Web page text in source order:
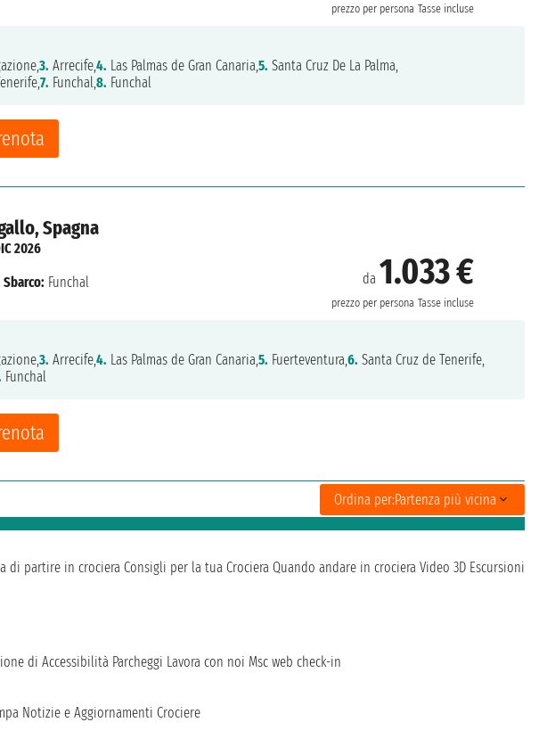
prezzo per persona Tasse incluse
3. Arrecife,4. Las Palmas de Gran Canaria,5. Santa Cruz De La Palma,
7. Funchal,8. Funchal
Spagna
da 1.033 €
prezzo per persona Tasse incluse
2026
Sbarco: Funchal
3. Arrecife,4. Las Palmas de Gran Canaria,5. Fuerteventura,6. Santa Cruz de Tenerife,
Funchal
Ordina per:Partenza più vicina
di partire in crociera Consigli per la tua Crociera Quando andare in crociera Video 3D Escursioni
di Accessibilità Parcheggi Lavora con noi Msc web check-in
Notizie e Aggiornamenti Crociere